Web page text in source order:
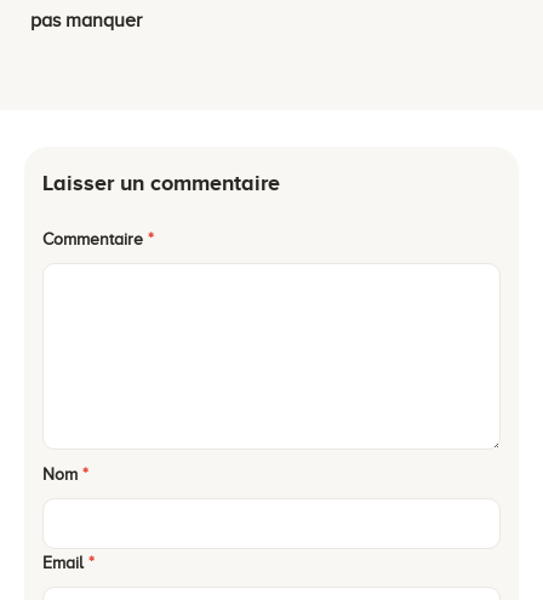
pas manquer
Laisser un commentaire
Commentaire *
Nom *
Email *